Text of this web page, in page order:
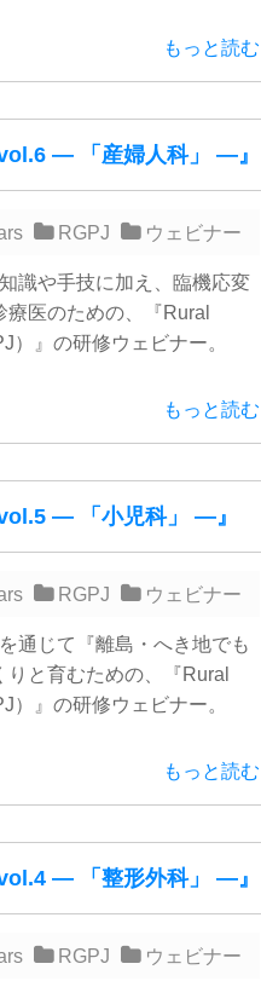
もっと読む
― 「産婦人科」 ―』
RGPJ ウェビナー
識や手技に加え、臨機応変
医のための、『Rural
）』の研修ウェビナー。
もっと読む
― 「小児科」 ―』
RGPJ ウェビナー
じて『離島・へき地でも
と育むための、『Rural
）』の研修ウェビナー。
もっと読む
― 「整形外科」 ―』
RGPJ ウェビナー